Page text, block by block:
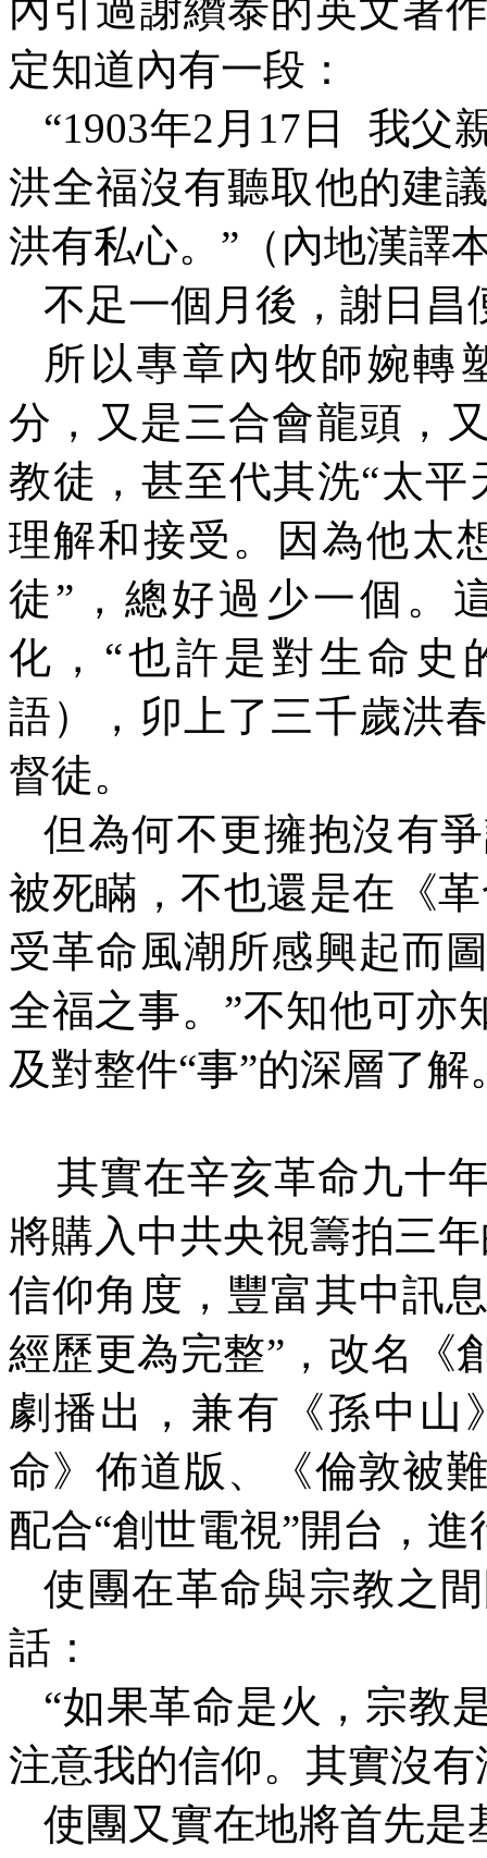
內引過謝纘泰的英文著
定知道內有一段：
“1903年2 月 17 日
我父
洪全福沒有聽取他的建
洪有私心。”（內地漢譯
不足一個月後，謝日昌
所以專章內牧師婉轉
分，又是三合會龍頭，
教徒，甚至代其洗“太平
理解和接受。因為他太
徒”，總好過少一個。
化，“也許是對生命史
語），卯上了三千歲洪
督徒。
但為何不更擁抱沒有
被死瞞，不也還是在《
受革命風潮所感興起而
全福之事。”不知他可亦
及對整件“事”的深層了解
其實在辛亥革命九十
將購入中共央視籌拍三
信仰角度，豐富其中訊
經歷更為完整”，改名《
劇播出，兼有《孫中山
命》佈道版、《倫敦被
配合“創世電視”開台，
使團在革命與宗教之
話：
“如果革命是火，宗教
注意我的信仰。其實沒
使團又實在地將首先是